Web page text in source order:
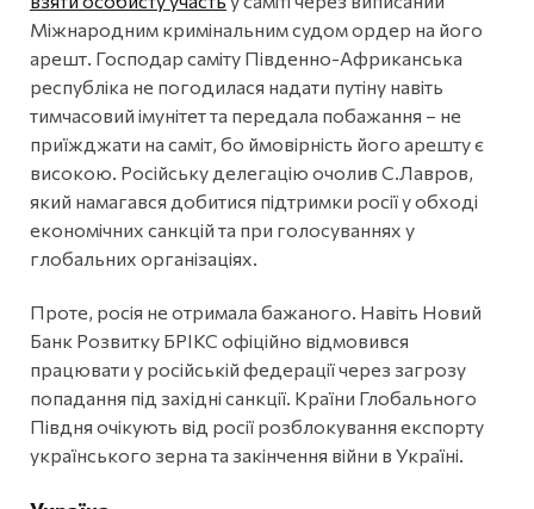
Міжнародним кримінальним судом ордер на його
арешт. Господар саміту Південно-Африканська
республіка не погодилася надати путіну навіть
тимчасовий імунітет та передала побажання – не
приїжджати на саміт, бо ймовірність його арешту є
високою. Російську делегацію очолив С.Лавров,
який намагався добитися підтримки росії у обході
економічних санкцій та при голосуваннях у
глобальних організаціях.
Проте, росія не отримала бажаного. Навіть Новий
Банк Розвитку БРІКС офіційно відмовився
працювати у російській федерації через загрозу
попадання під західні санкції. Країни Глобального
Півдня очікують від росії розблокування експорту
українського зерна та закінчення війни в Україні.